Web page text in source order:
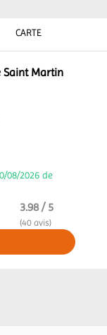
CARTE
Saint Martin
08/2026 de
3.98 / 5
(40 avis)